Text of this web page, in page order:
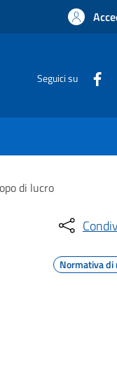
Seguici su
di lucro
Normativa